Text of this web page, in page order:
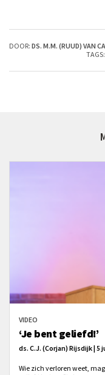
DOOR: DS. M.M. (RUUD) VAN
TAGS:
VIDEO
‘Je bent geliefd!’
ds. C.J. (Corjan) Rijsdijk | 5
Wie zich verloren weet,